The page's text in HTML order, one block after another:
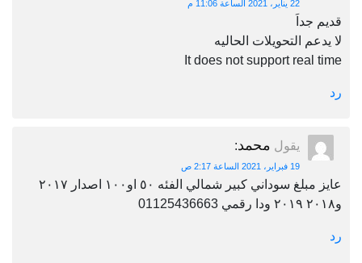
22 يناير، 2021 الساعة 11:06 م
قديم جداَ
لا يدعم التحويلات الحاليه
It does not support real time
رد
يقول محمد:
19 فبراير، 2021 الساعة 2:17 ص
عايز مبلغ سوداني كبير شمالي الفئه ٥٠ او١٠٠ اصدار ٢٠١٧
و٢٠١٨ ٢٠١٩ ودا رقمي 01125436663
رد